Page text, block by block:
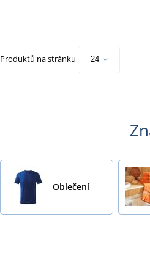
Produktů na stránku
Oblečení